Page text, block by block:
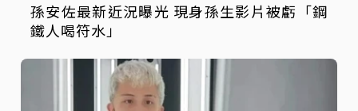
孫安佐最新近況曝光 現身孫生影片被虧「鋼
鐵人喝符水」